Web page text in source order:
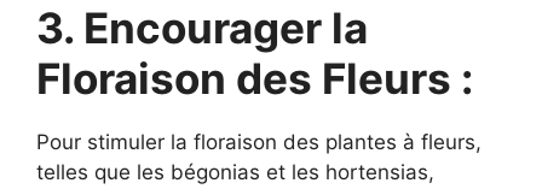
3. Encourager la
Floraison des Fleurs :
Pour stimuler la floraison des plantes à fleurs,
telles que les bégonias et les hortensias,